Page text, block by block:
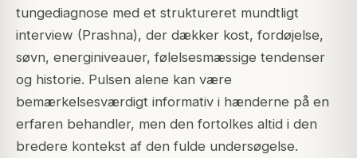
tungediagnose med et struktureret mundtligt
interview (Prashna), der dækker kost, fordøjelse,
søvn, energiniveauer, følelsesmæssige tendenser
og historie. Pulsen alene kan være
bemærkelsesværdigt informativ i hænderne på en
erfaren behandler, men den fortolkes altid i den
bredere kontekst af den fulde undersøgelse.